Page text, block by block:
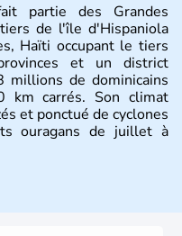
partie des Grandes
de l'île d'Hispaniola
Haïti occupant le tiers
et un district
millions de dominicains
km carrés. Son climat
et ponctué de cyclones
ouragans de juillet à